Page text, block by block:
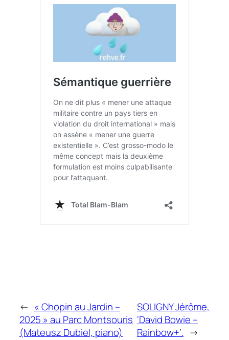
← « Chopin au Jardin –
2025 » au Parc Montsouris
(Mateusz Dubiel, piano)
SOLIGNY Jérôme,
‘David Bowie –
Rainbow+’. →